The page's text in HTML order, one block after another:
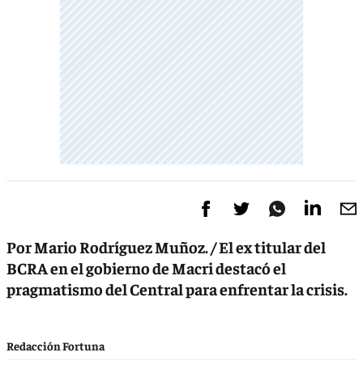
Por Mario Rodríguez Muñoz. / El ex titular del
BCRA en el gobierno de Macri destacó el
pragmatismo del Central para enfrentar la crisis.
Redacción Fortuna